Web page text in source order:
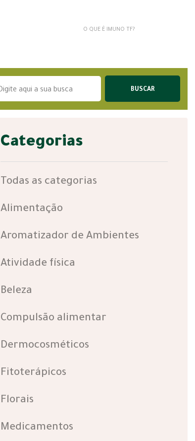
O QUE É IMUNO TF?
Categorias
Todas as categorias
Alimentação
Aromatizador de Ambientes
Atividade física
Beleza
Compulsão alimentar
Dermocosméticos
Fitoterápicos
Florais
Medicamentos